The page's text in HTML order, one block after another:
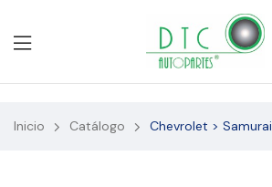
Inicio Catálogo Chevrolet > Samurai